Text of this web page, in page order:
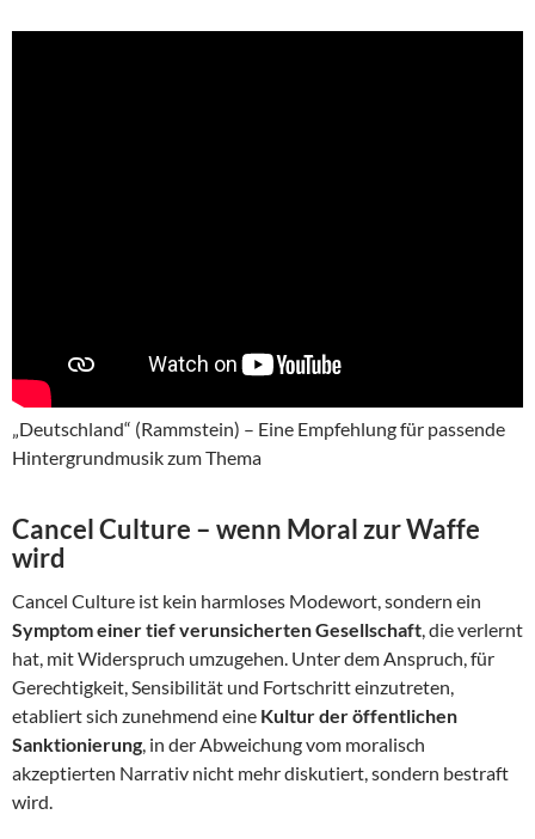
„Deutschland“ (Rammstein) – Eine Empfehlung für passende
Hintergrundmusik zum Thema
Cancel Culture – wenn Moral zur Waffe
wird
Cancel Culture ist kein harmloses Modewort, sondern ein
Symptom einer tief verunsicherten Gesellschaft , die verlernt
hat, mit Widerspruch umzugehen. Unter dem Anspruch, für
Gerechtigkeit, Sensibilität und Fortschritt einzutreten,
etabliert sich zunehmend eine Kultur der öffentlichen
Sanktionierung , in der Abweichung vom moralisch
akzeptierten Narrativ nicht mehr diskutiert, sondern bestraft
wird.